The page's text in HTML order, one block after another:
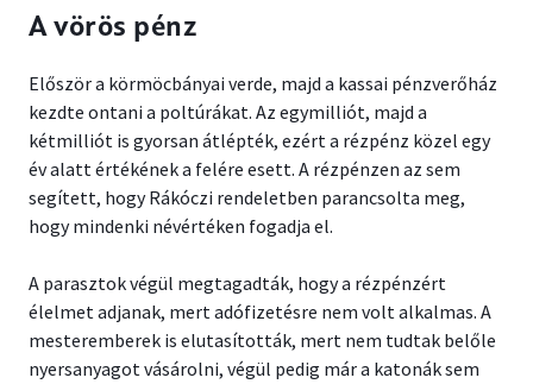
A vörös pénz
Először a körmöcbányai verde, majd a kassai pénzverőház
kezdte ontani a poltúrákat. Az egymilliót, majd a
kétmilliót is gyorsan átlépték, ezért a rézpénz közel egy
év alatt értékének a felére esett. A rézpénzen az sem
segített, hogy Rákóczi rendeletben parancsolta meg,
hogy mindenki névértéken fogadja el.
A parasztok végül megtagadták, hogy a rézpénzért
élelmet adjanak, mert adófizetésre nem volt alkalmas. A
mesteremberek is elutasították, mert nem tudtak belőle
nyersanyagot vásárolni, végül pedig már a katonák sem